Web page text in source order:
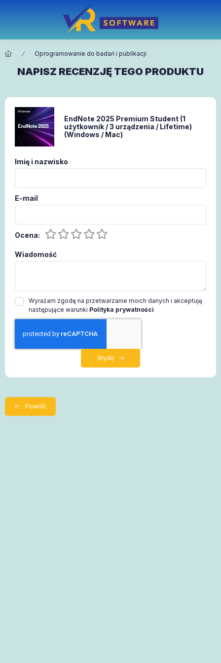
Oprogramowanie do badań i publikacji
NAPISZ RECENZJĘ TEGO PRODUKTU
EndNote 2025 Premium Student (1
użytkownik / 3 urządzenia / Lifetime)
(Windows / Mac)
Imię i nazwisko
E-mail
Ocena:
Wiadomość
Wyrażam zgodę na przetwarzanie moich danych i akceptuję
następujące warunki Polityka prywatności
Wyślij
Powrót